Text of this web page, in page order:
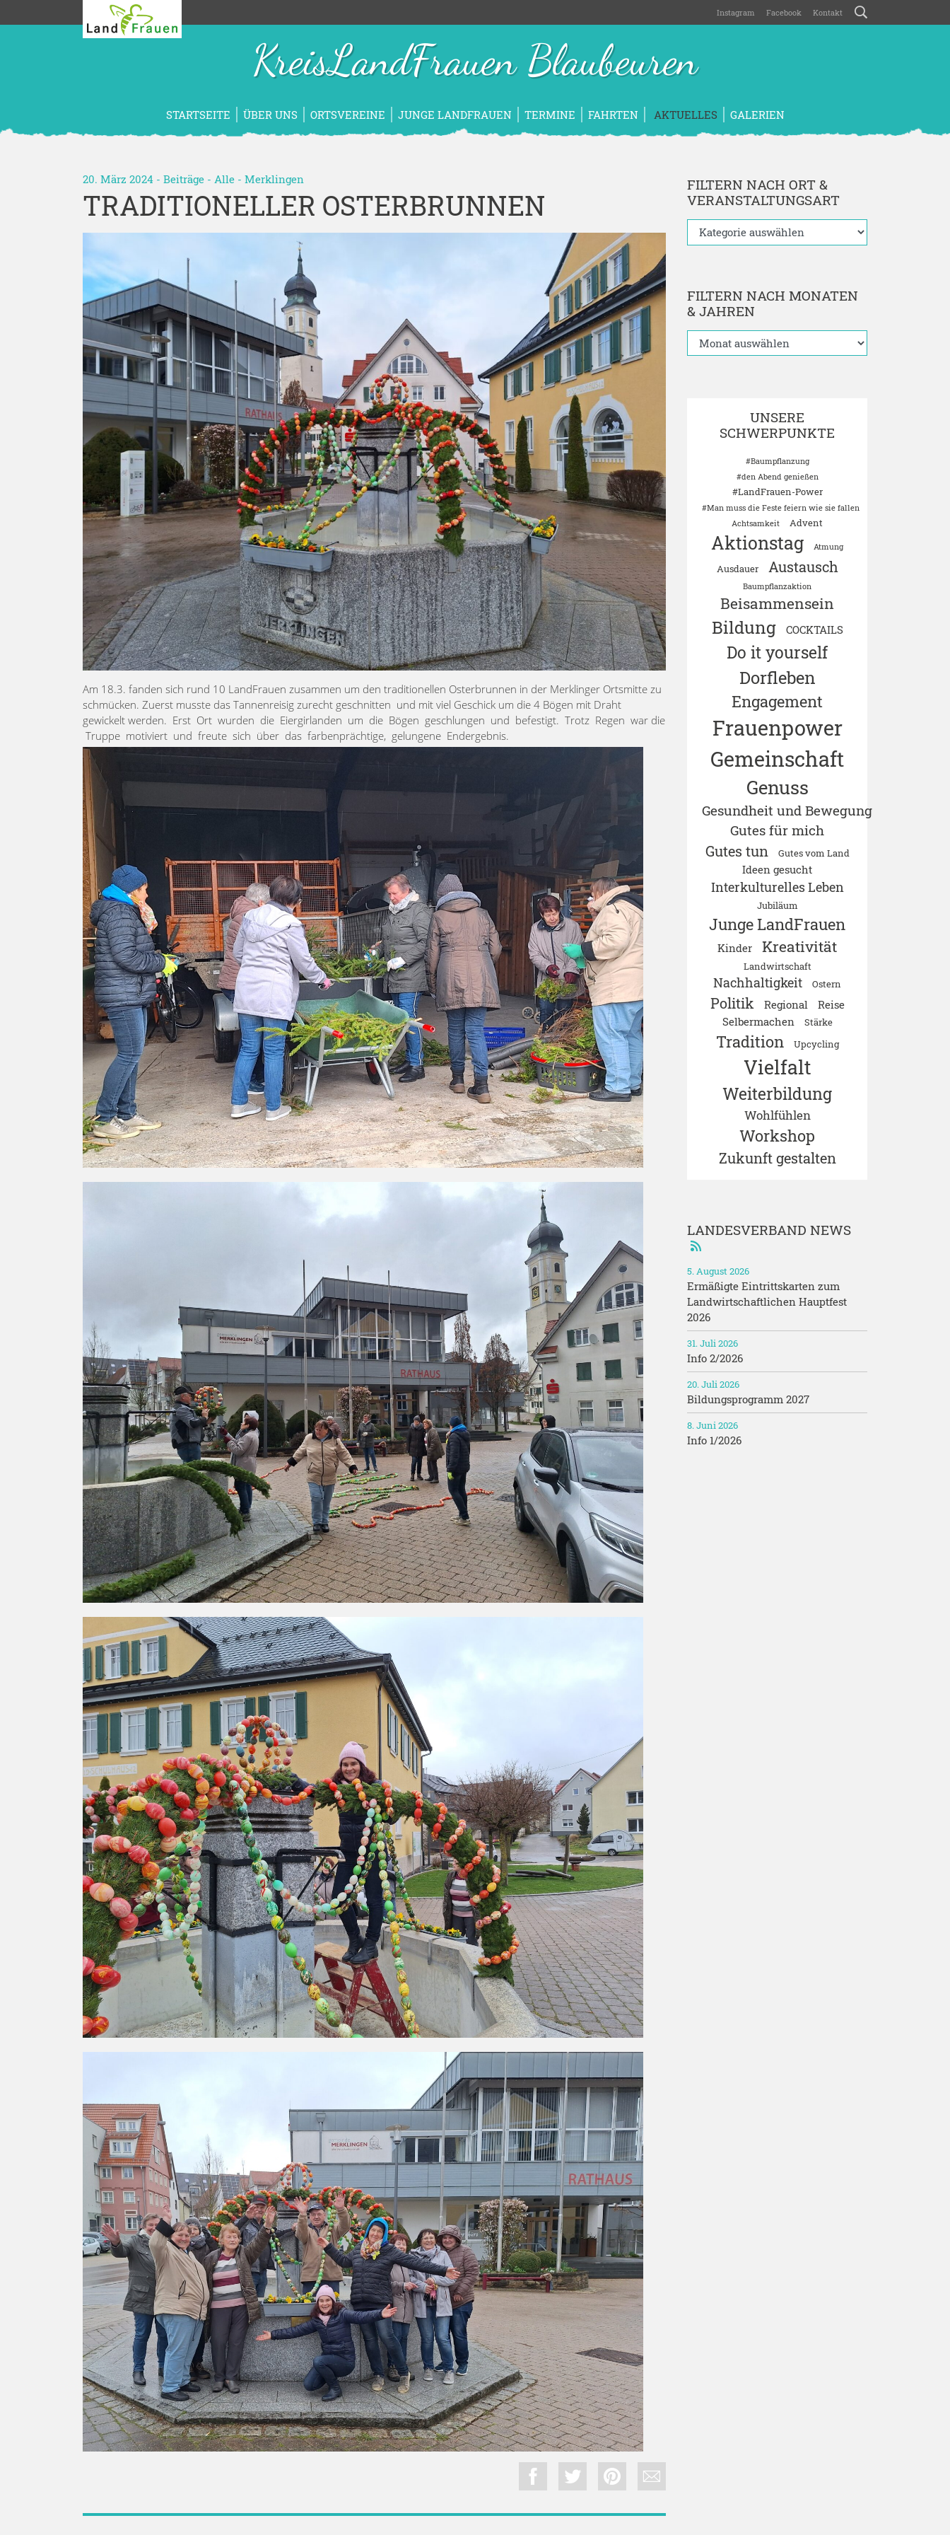
Instagram Facebook Kontakt
KreisLandFrauen Blaubeuren
STARTSEITE ÜBER UNS ORTSVEREINE JUNGE LANDFRAUEN TERMINE FAHRTEN AKTUELLES GALERIEN
20. März 2024 - Beiträge - Alle - Merklingen
TRADITIONELLER OSTERBRUNNEN
Am 18.3. fanden sich rund 10 LandFrauen zusammen um den traditionellen Osterbrunnen in der Merklinger Ortsmitte zu
schmücken. Zuerst musste das Tannenreisig zurecht geschnitten und mit viel Geschick um die 4 Bögen mit Draht
gewickelt werden. Erst Ort wurden die Eiergirlanden um die Bögen geschlungen und befestigt. Trotz Regen war die
Truppe motiviert und freute sich über das farbenprächtige, gelungene Endergebnis.
FILTERN NACH ORT &
VERANSTALTUNGSART
FILTERN NACH MONATEN
& JAHREN
UNSERE
SCHWERPUNKTE
#Baumpflanzung
#den Abend genießen
#LandFrauen-Power
#Man muss die Feste feiern wie sie fallen
Achtsamkeit
Advent
Aktionstag Atmung
Ausdauer Austausch
Baumpflanzaktion
Beisammensein
Bildung COCKTAILS
Do it yourself
Dorfleben
Engagement
Frauenpower
Gemeinschaft
Genuss
Gesundheit und Bewegung
Gutes für mich
Gutes tun Gutes vom Land
Ideen gesucht
Interkulturelles Leben
Jubiläum
Junge LandFrauen
Kinder Kreativität
Landwirtschaft
Nachhaltigkeit Ostern
Politik Regional
Reise
Selbermachen
Stärke
Tradition Upcycling
Vielfalt
Weiterbildung
Wohlfühlen
Workshop
Zukunft gestalten
LANDESVERBAND NEWS
Ermäßigte Eintrittskarten zum
Landwirtschaftlichen Hauptfest
2026
5. August 2026
Info 2/2026
31. Juli 2026
Bildungsprogramm 2027
20. Juli 2026
Info 1/2026
8. Juni 2026